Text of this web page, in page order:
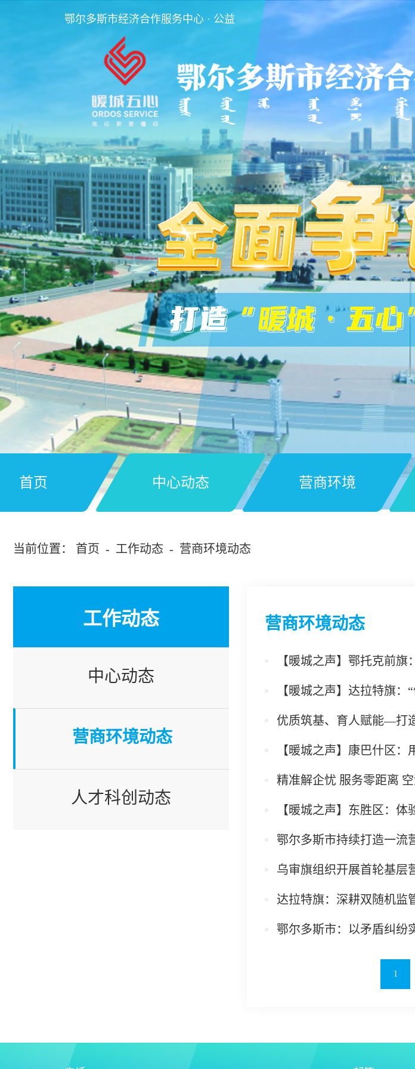
鄂尔多斯市经济合作服务中心 · 公益
首页 中心动态 营商环境
当前位置： 首页 - 工作动态 - 营商环境动态
工作动态
中心动态
营商环境动态
人才科创动态
营商环境动态
【暖城之声】鄂托克前旗
【暖城之声】达拉特旗
优质筑基、育人赋能—打
【暖城之声】康巴什区：
精准解企忧 服务零距离
【暖城之声】东胜区：
鄂尔多斯市持续打造一流
乌审旗组织开展首轮基层
达拉特旗：深耕双随机监
鄂尔多斯市：以矛盾纠纷
1